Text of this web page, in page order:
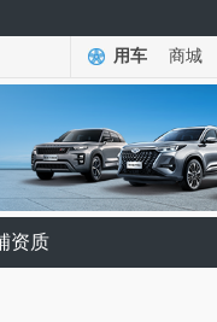
用车 商城
资质